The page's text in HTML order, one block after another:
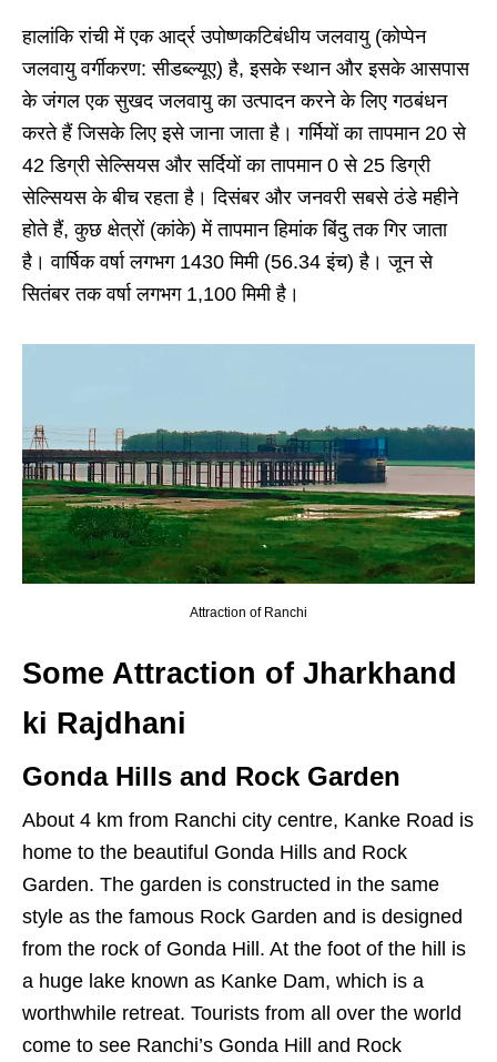
हालांकि रांची में एक आर्द्र उपोष्णकटिबंधीय जलवायु (कोप्पेन
जलवायु वर्गीकरण: सीडब्ल्यूए) है, इसके स्थान और इसके आसपास
के जंगल एक सुखद जलवायु का उत्पादन करने के लिए गठबंधन
करते हैं जिसके लिए इसे जाना जाता है। गर्मियों का तापमान 20 से
42 डिग्री सेल्सियस और सर्दियों का तापमान 0 से 25 डिग्री
सेल्सियस के बीच रहता है। दिसंबर और जनवरी सबसे ठंडे महीने
होते हैं, कुछ क्षेत्रों (कांके) में तापमान हिमांक बिंदु तक गिर जाता
है। वार्षिक वर्षा लगभग 1430 मिमी (56.34 इंच) है। जून से
सितंबर तक वर्षा लगभग 1,100 मिमी है।
Attraction of Ranchi
Some Attraction of Jharkhand
ki Rajdhani
Gonda Hills and Rock Garden
About 4 km from Ranchi city centre, Kanke Road is
home to the beautiful Gonda Hills and Rock
Garden. The garden is constructed in the same
style as the famous Rock Garden and is designed
from the rock of Gonda Hill. At the foot of the hill is
a huge lake known as Kanke Dam, which is a
worthwhile retreat. Tourists from all over the world
come to see Ranchi’s Gonda Hill and Rock